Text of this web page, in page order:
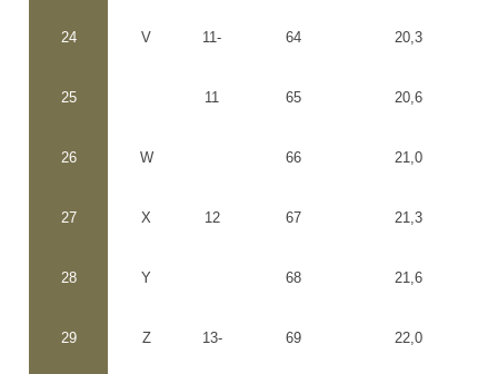
24 V 11- 64 20,3
25 11 65 20,6
26 W 66 21,0
27 X 12 67 21,3
28 Y 68 21,6
29 Z 13- 69 22,0